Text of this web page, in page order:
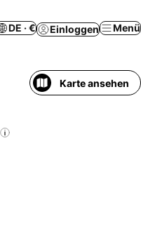
DE · € Einloggen Menü
Karte ansehen